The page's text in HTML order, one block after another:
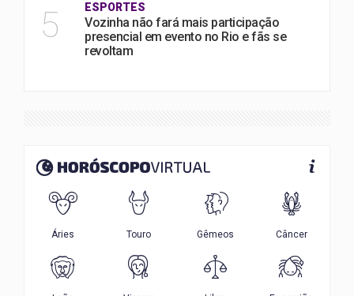
5 ESPORTES
Vozinha não fará mais participação
presencial em evento no Rio e fãs se
revoltam